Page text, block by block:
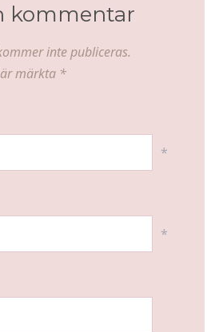
kommentar
inte publiceras.
märkta *
*
*